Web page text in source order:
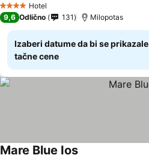
4 ZvezdiceHotel
9,6 Odlično 131 Milopotas
Izaberi datume da bi se prikazale
tačne cene
Mare Blue Ios